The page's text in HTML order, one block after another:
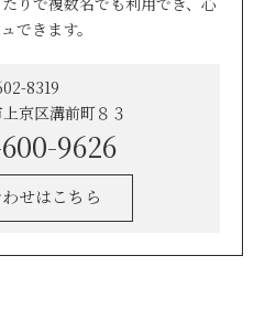
できます。
8319
京区溝前町８３
9626
せはこちら